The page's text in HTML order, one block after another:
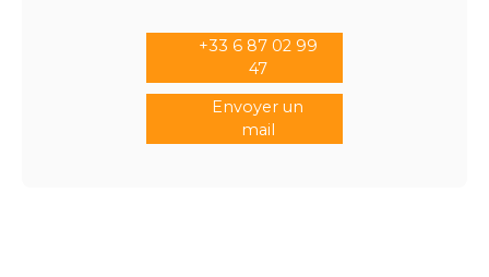
+33 6 87 02 99
47
Envoyer un
mail